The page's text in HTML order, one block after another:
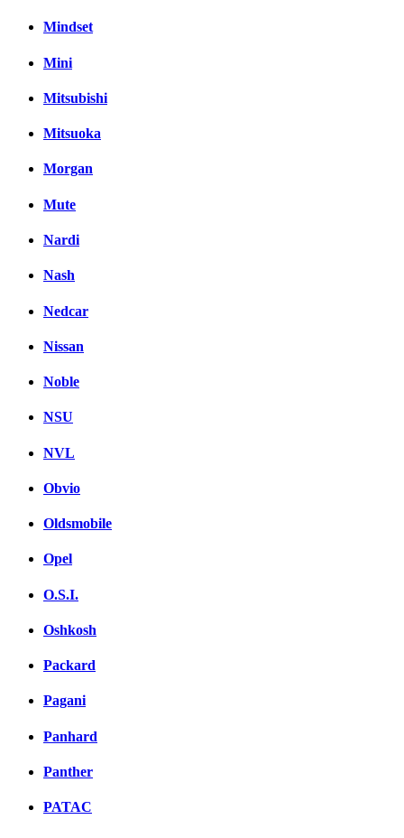
Mindset
Mini
Mitsubishi
Mitsuoka
Morgan
Mute
Nardi
Nash
Nedcar
Nissan
Noble
NSU
NVL
Obvio
Oldsmobile
Opel
O.S.I.
Oshkosh
Packard
Pagani
Panhard
Panther
PATAC